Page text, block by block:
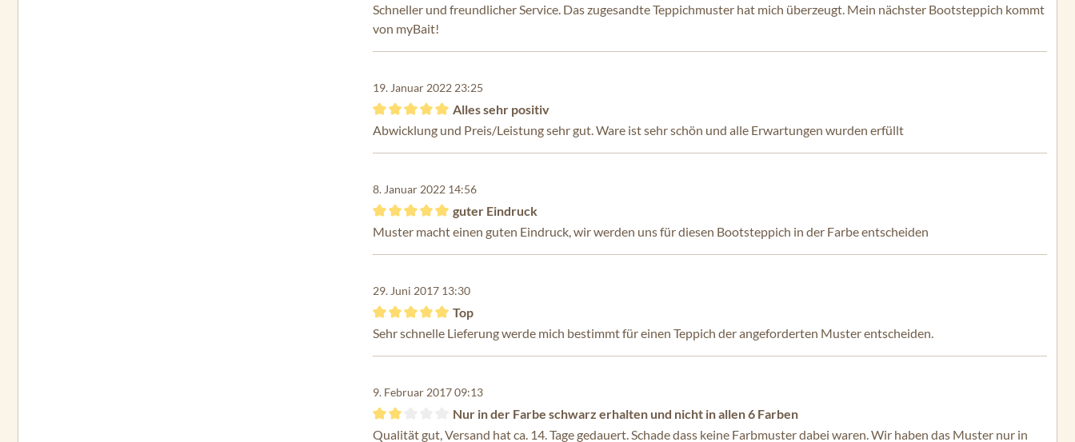
Bewertung mit 5 von 5 Sternen
Schneller und freundlicher Service. Das zugesandte Teppichmuster hat mich überzeugt. Mein nächster Bootsteppich kommt
von myBait!
19. Januar 2022 23:25
Bewertung mit 5 von 5 Sternen
Alles sehr positiv
Abwicklung und Preis/Leistung sehr gut. Ware ist sehr schön und alle Erwartungen wurden erfüllt
8. Januar 2022 14:56
Bewertung mit 5 von 5 Sternen
guter Eindruck
Muster macht einen guten Eindruck, wir werden uns für diesen Bootsteppich in der Farbe entscheiden
29. Juni 2017 13:30
Bewertung mit 5 von 5 Sternen
Top
Sehr schnelle Lieferung werde mich bestimmt für einen Teppich der angeforderten Muster entscheiden.
9. Februar 2017 09:13
Bewertung mit 2 von 5 Sternen
Nur in der Farbe schwarz erhalten und nicht in allen 6 Farben
Qualität gut, Versand hat ca. 14. Tage gedauert. Schade dass keine Farbmuster dabei waren. Wir haben das Muster nur in